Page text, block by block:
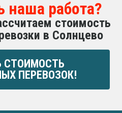
наша работа?
стоимость
в Солнцево
СТОИМОСТЬ
ПЕРЕВОЗОК!